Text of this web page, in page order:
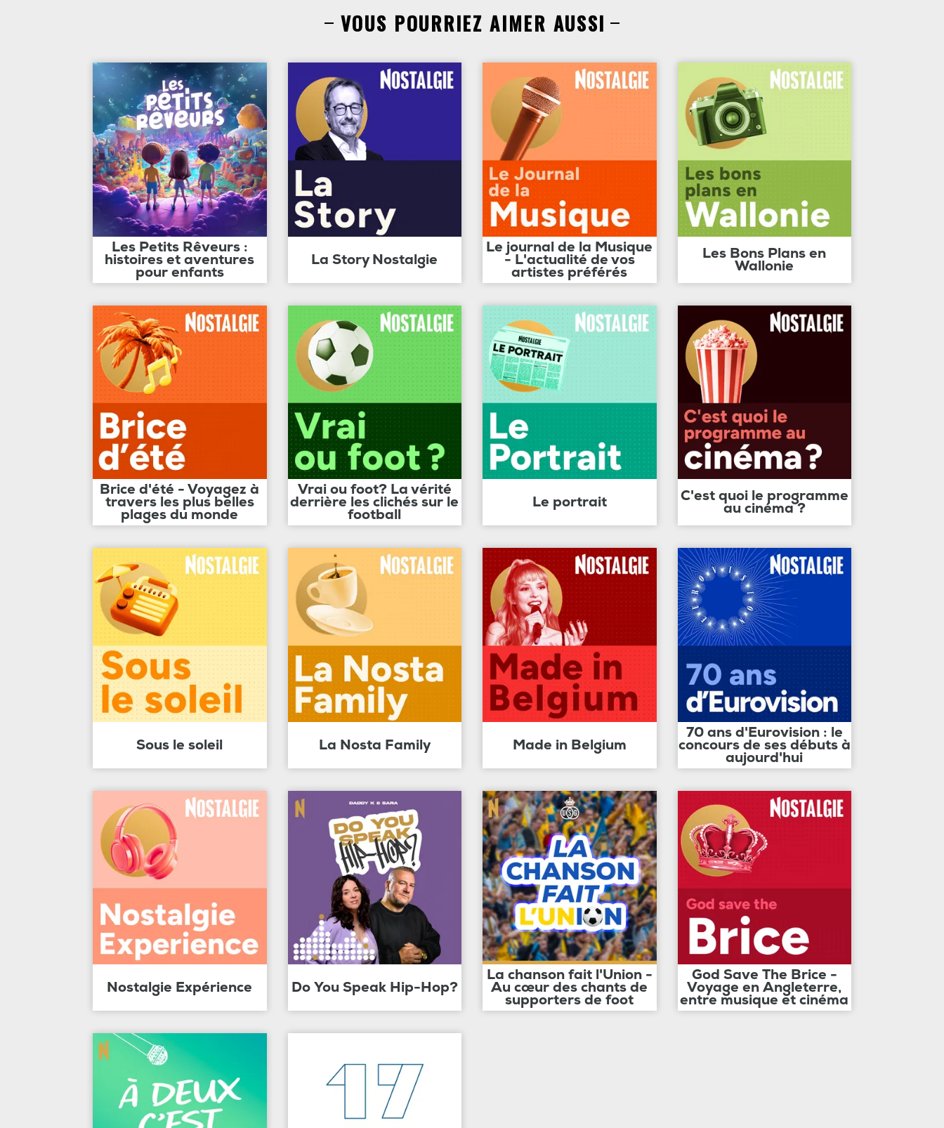
VOUS POURRIEZ AIMER AUSSI
Les Petits Rêveurs :
histoires et aventures
pour enfants
La Story Nostalgie
Le journal de la Musique
- L'actualité de vos
artistes préférés
Les Bons Plans en
Wallonie
Brice d'été - Voyagez à
travers les plus belles
plages du monde
Vrai ou foot? La vérité
derrière les clichés sur le
football
Le portrait C'est quoi le programme
au cinéma ?
Sous le soleil La Nosta Family Made in Belgium
70 ans d'Eurovision : le
concours de ses débuts à
aujourd'hui
Nostalgie Expérience Do You Speak Hip-Hop?
La chanson fait l'Union -
Au cœur des chants de
supporters de foot
God Save The Brice -
Voyage en Angleterre,
entre musique et cinéma